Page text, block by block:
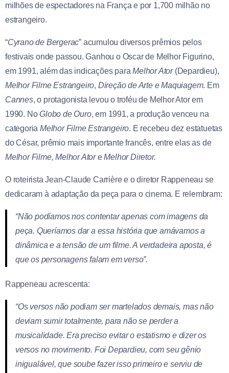
milhões de espectadores na França e por 1,700 milhão no
estrangeiro.
“Cyrano de Bergerac” acumulou diversos prêmios pelos
festivais onde passou. Ganhou o Oscar de Melhor Figurino,
em 1991, além das indicações paraMelhor Ator(Depardieu),
Melhor Filme Estrangeiro, Direção de Arte e Maquiagem. Em
Cannes, o protagonista levou o troféu de Melhor Ator em
1990. NoGlobo de Ouro, em 1991, a produção venceu na
categoria Melhor Filme Estrangeiro. E recebeu dez estatuetas
do César, prêmio mais importante francês, entre elas as de
Melhor Filme, Melhor AtoreMelhor Diretor.
O roteirista Jean-Claude Carrière e o diretor Rappeneau se
dedicaram à adaptação da peça para o cinema. E relembram:
“Não podíamos nos contentar apenas com imagens da
peça. Queríamos dar a essa história que amávamos a
dinâmica e a tensão de um filme. A verdadeira aposta, é
que os personagens falam em verso”.
Rappeneau acrescenta:
“Os versos não podiam ser martelados demais, mas não
deviam sumir totalmente, para não se perder a
musicalidade. Era preciso evitar o estatismo e dizer os
versos no movimento. Foi Depardieu, com seu gênio
inigualável, que soube fazer isso primeiro e serviu de